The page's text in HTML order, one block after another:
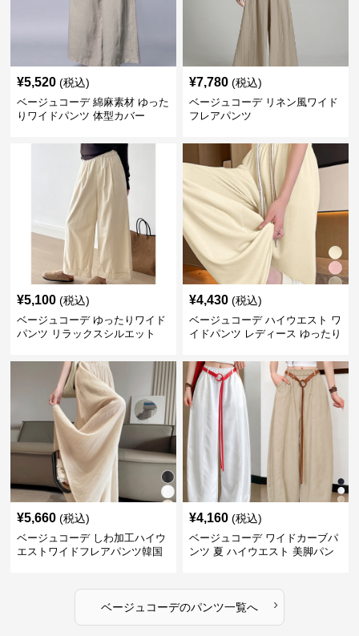
¥5,520 (税込)
ベージュコーデ 綿麻素材 ゆった
りワイドパンツ 体型カバー
¥7,780 (税込)
ベージュコーデ リネン風ワイド
フレアパンツ
¥5,100 (税込)
ベージュコーデ ゆったりワイド
パンツ リラックスシルエット
¥4,430 (税込)
ベージュコーデ ハイウエスト ワ
イドパンツ レディース ゆったり
¥5,660 (税込)
ベージュコーデ しわ加工ハイウ
エストワイドフレアパンツ韓国
¥4,160 (税込)
ベージュコーデ ワイドカーブパ
ンツ 夏 ハイウエスト 美脚パン
ベージュコーデのパンツ一覧へ ›